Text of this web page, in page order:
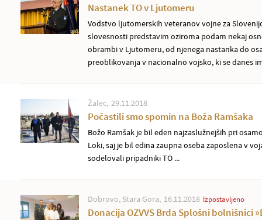
Nastanek TO v Ljutomeru
Vodstvo ljutomerskih veteranov vojne za
slovesnosti predstavim oziroma podam nekaj
obrambi v Ljutomeru, od njenega nastanka do
preoblikovanja v nacionalno vojsko, ki se danes
Žalec 29.11.2018
Počastili smo spomin na Boža Ramšaka
Božo Ramšak je bil eden najzaslužnejših pri
Loki, saj je bil edina zaupna oseba zaposlena v
sodelovali pripadniki TO ...
Dobrovo, Stara Gora 16.11.2018 Izpostavljeno
Donacija OZVVS Brda Splošni bolnišnici